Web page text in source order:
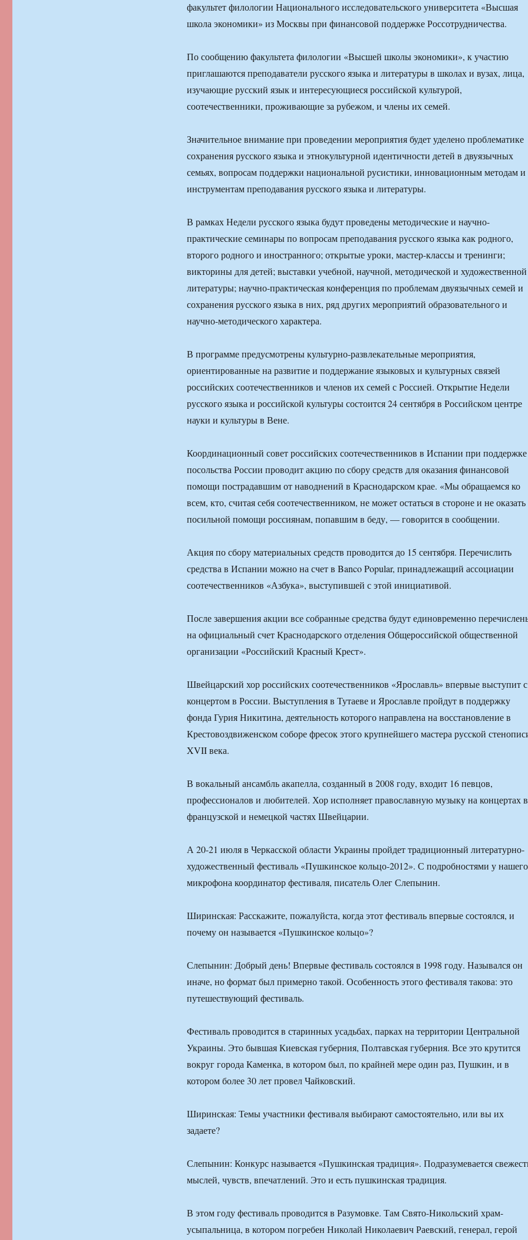
факультет филологии Национального исследовательского университета «Высшая
школа экономики» из Москвы при финансовой поддержке Россотрудничества.
По сообщению факультета филологии «Высшей школы экономики», к участию
приглашаются преподаватели русского языка и литературы в школах и вузах, лица,
изучающие русский язык и интересующиеся российской культурой,
соотечественники, проживающие за рубежом, и члены их семей.
Значительное внимание при проведении мероприятия будет уделено проблематике
сохранения русского языка и этнокультурной идентичности детей в двуязычных
семьях, вопросам поддержки национальной русистики, инновационным методам и
инструментам преподавания русского языка и литературы.
В рамках Недели русского языка будут проведены методические и научно-
практические семинары по вопросам преподавания русского языка как родного,
второго родного и иностранного; открытые уроки, мастер-классы и тренинги;
викторины для детей; выставки учебной, научной, методической и художественной
литературы; научно-практическая конференция по проблемам двуязычных семей и
сохранения русского языка в них, ряд других мероприятий образовательного и
научно-методического характера.
В программе предусмотрены культурно-развлекательные мероприятия,
ориентированные на развитие и поддержание языковых и культурных связей
российских соотечественников и членов их семей с Россией. Открытие Недели
русского языка и российской культуры состоится 24 сентября в Российском центре
науки и культуры в Вене.
Координационный совет российских соотечественников в Испании при поддержке
посольства России проводит акцию по сбору средств для оказания финансовой
помощи пострадавшим от наводнений в Краснодарском крае. «Мы обращаемся ко
всем, кто, считая себя соотечественником, не может остаться в стороне и не оказать
посильной помощи россиянам, попавшим в беду, — говорится в сообщении.
Акция по сбору материальных средств проводится до 15 сентября. Перечислить
средства в Испании можно на счет в Banco Popular, принадлежащий ассоциации
соотечественников «Азбука», выступившей с этой инициативой.
После завершения акции все собранные средства будут единовременно
на официальный счет Краснодарского отделения Общероссийской общественной
организации «Российский Красный Крест».
Швейцарский хор российских соотечественников «Ярославль» впервые выступит с
концертом в России. Выступления в Тутаеве и Ярославле пройдут в поддержку
фонда Гурия Никитина, деятельность которого направлена на восстановление в
Крестовоздвиженском соборе фресок этого крупнейшего мастера русской
XVII века.
В вокальный ансамбль акапелла, созданный в 2008 году, входит 16 певцов,
профессионалов и любителей. Хор исполняет православную музыку на концертах
французской и немецкой частях Швейцарии.
А 20-21 июля в Черкасской области Украины пройдет традиционный литературно-
художественный фестиваль «Пушкинское кольцо-2012». С подробностями у нашего
микрофона координатор фестиваля, писатель Олег Слепынин.
Ширинская: Расскажите, пожалуйста, когда этот фестиваль впервые состоялся, и
почему он называется «Пушкинское кольцо»?
Слепынин: Добрый день! Впервые фестиваль состоялся в 1998 году. Назывался он
иначе, но формат был примерно такой. Особенность этого фестиваля такова: это
путешествующий фестиваль.
Фестиваль проводится в старинных усадьбах, парках на территории Центральной
Украины. Это бывшая Киевская губерния, Полтавская губерния. Все это крутится
вокруг города Каменка, в котором был, по крайней мере один раз, Пушкин, и в
котором более 30 лет провел Чайковский.
Ширинская: Темы участники фестиваля выбирают самостоятельно, или вы их
задаете?
Слепынин: Конкурс называется «Пушкинская традиция». Подразумевается
мыслей, чувств, впечатлений. Это и есть пушкинская традиция.
В этом году фестиваль проводится в Разумовке. Там Свято-Никольский храм-
усыпальница, в котором погребен Николай Николаевич Раевский, генерал, герой